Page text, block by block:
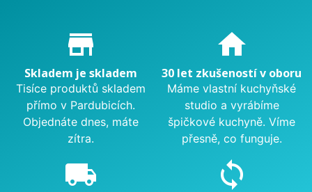
Proč nakupovat u nás?
store_mall_directory
Skladem je skladem
Tisíce produktů skladem
přímo v Pardubicích.
Objednáte dnes, máte
zítra.
home
30 let zkušeností v oboru
Máme vlastní kuchyňské
studio a vyrábíme
špičkové kuchyně. Víme
přesně, co funguje.
local_shipping sync